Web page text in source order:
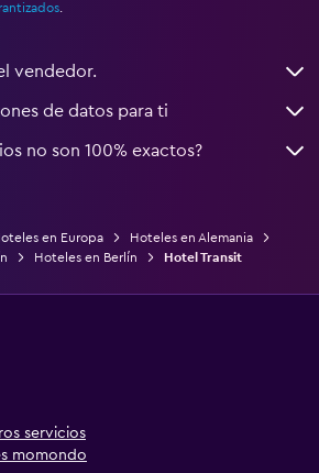
vendedor.
de datos para ti
no son 100% exactos?
en Europa
Hoteles en Alemania
Hoteles en Berlín Hotel Transit
servicios
momondo